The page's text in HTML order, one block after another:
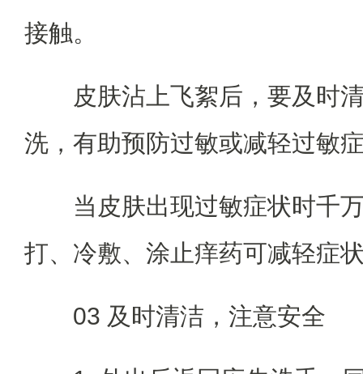
接触。
皮肤沾上飞絮后，要及时
洗，有助预防过敏或减轻过敏
当皮肤出现过敏症状时千
打、冷敷、涂止痒药可减轻症
03 及时清洁，注意安全